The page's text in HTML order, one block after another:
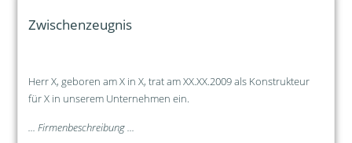
Zwischenzeugnis
Herr X, geboren am X in X, trat am XX.XX.2009 als Konstrukteur
für X in unserem Unternehmen ein.
... Firmenbeschreibung ...